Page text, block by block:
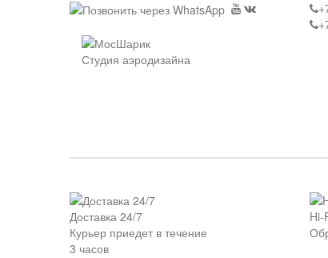
Студия аэродизайна
Доставка 24/7
Курьер приедет в течение
3 часов
Hi-